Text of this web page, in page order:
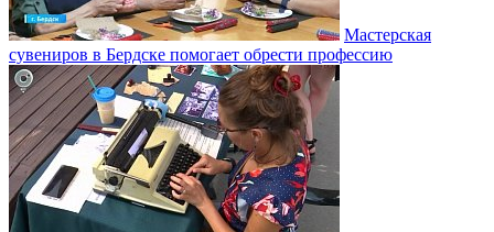
Мастерская
сувениров в Бердске помогает обрести профессию